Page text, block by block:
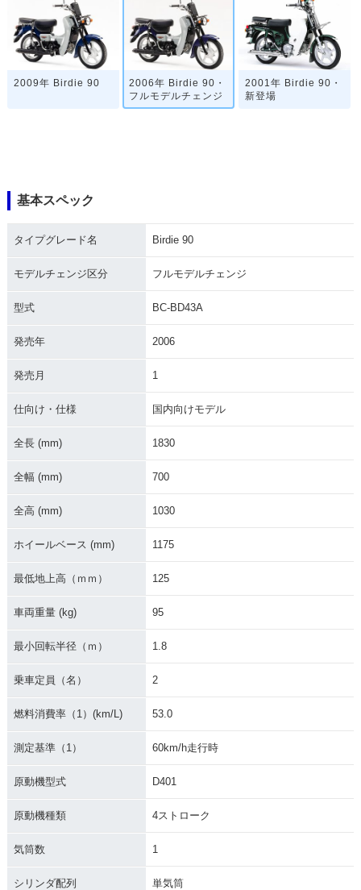
2009年 Birdie 90
2006年 Birdie 90・
フルモデルチェンジ
2001年 Birdie 90・
新登場
基本スペック
タイプグレード名 Birdie 90
モデルチェンジ区分 フルモデルチェンジ
型式 BC-BD43A
発売年 2006
発売月 1
仕向け・仕様 国内向けモデル
全長 (mm) 1830
全幅 (mm) 700
全高 (mm) 1030
ホイールベース (mm) 1175
最低地上高（ｍｍ） 125
車両重量 (kg) 95
最小回転半径（ｍ） 1.8
乗車定員（名） 2
燃料消費率（1）(km/L) 53.0
測定基準（1） 60km/h走行時
原動機型式 D401
原動機種類 4ストローク
気筒数 1
シリンダ配列 単気筒